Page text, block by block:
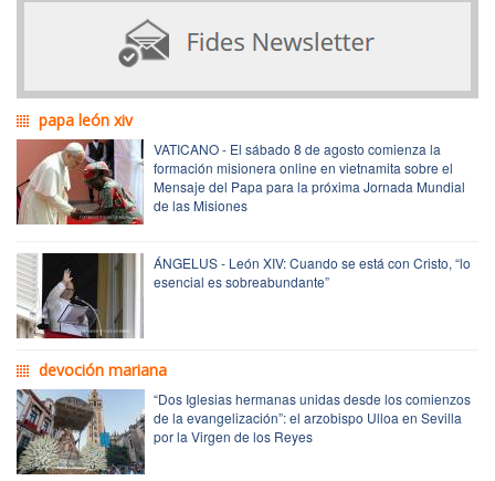
papa león xiv
VATICANO - El sábado 8 de agosto comienza la
formación misionera online en vietnamita sobre el
Mensaje del Papa para la próxima Jornada Mundial
de las Misiones
ÁNGELUS - León XIV: Cuando se está con Cristo, “lo
esencial es sobreabundante”
devoción mariana
“Dos Iglesias hermanas unidas desde los comienzos
de la evangelización”: el arzobispo Ulloa en Sevilla
por la Virgen de los Reyes